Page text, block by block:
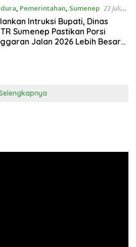
, Pemerintahan, Sumenep 23 Juli
Intruksi Bupati, Dinas
Sumenep Pastikan Porsi
Jalan 2026 Lebih Besar